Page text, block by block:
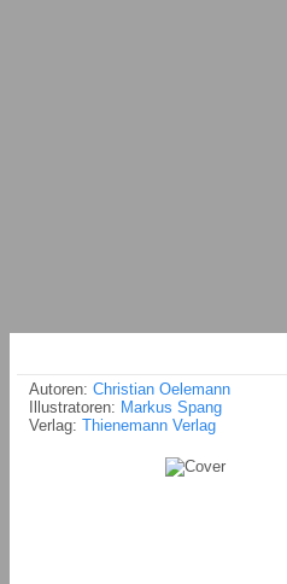
Autoren: Christian Oelemann
Illustratoren: Markus Spang
Verlag: Thienemann Verlag